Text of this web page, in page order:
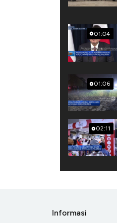
01:04
01:06
02:11
Informasi